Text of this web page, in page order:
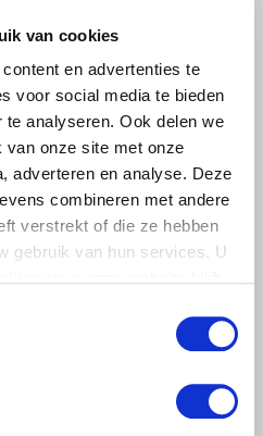
van cookies
en advertenties te
voor social media te bieden
analyseren. Ook delen we
van onze site met onze
adverteren en analyse. Deze
combineren met andere
verstrekt of die ze hebben
gebruik van hun services. U
om ruimte voor
maatregelen rondom